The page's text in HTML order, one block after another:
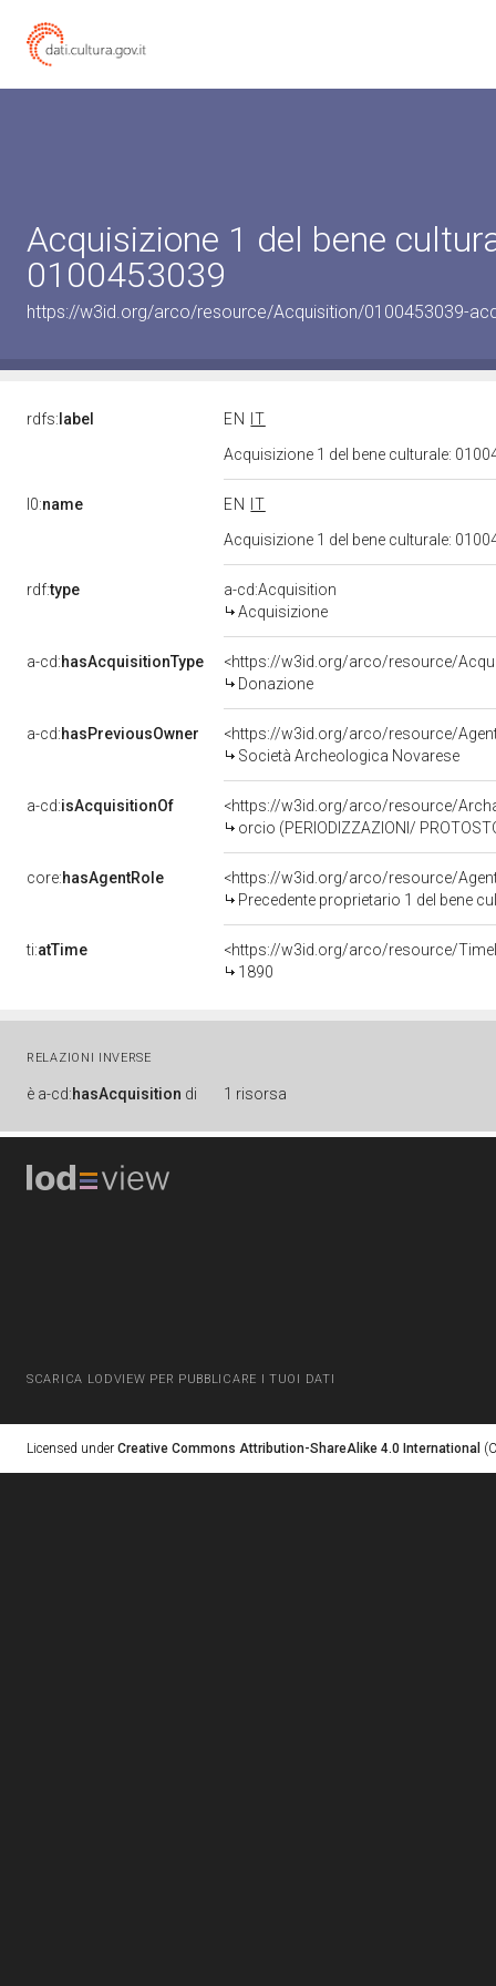
Acquisizione 1 del bene
0100453039
https://w3id.org/arco/resource/Acquisition/0100453039-
rdfs: label EN
IT
Acquisizione 1 del bene culturale:
l0:name EN
IT
Acquisizione 1 del bene culturale:
rdf:type
a-cd:Acquisition
Acquisizione
a-cd:hasAcquisitionType
<https://w3id.org/arco/resource/
Donazione
a-cd:hasPreviousOwner
<https://w3id.org/arco/resource/
Società Archeologica Novarese
a-cd:isAcquisitionOf
<https://w3id.org/arco/resource/
orcio (PERIODIZZAZIONI/
core:hasAgentRole
<https://w3id.org/arco/resource/
Precedente proprietario 1 del bene
ti:atTime
<https://w3id.org/arco/resource/
1890
RELAZIONI INVERSE
è a-cd:hasAcquisition di 1 risorsa
SCARICA LODVIEW PER PUBBLICARE I TUOI DATI
Licensed under Creative Commons Attribution-ShareAlike 4.0 International